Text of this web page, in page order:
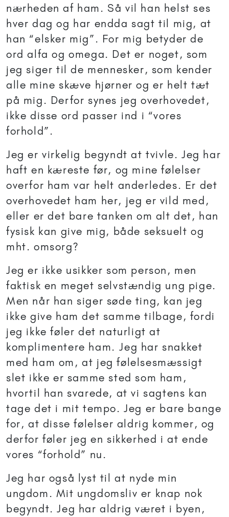
nærheden af ham. Så vil han helst ses
hver dag og har endda sagt til mig, at
han “elsker mig”. For mig betyder de
ord alfa og omega. Det er noget, som
jeg siger til de mennesker, som kender
alle mine skæve hjørner og er helt tæt
på mig. Derfor synes jeg overhovedet,
ikke disse ord passer ind i “vores
forhold”.
Jeg er virkelig begyndt at tvivle. Jeg har
haft en kæreste før, og mine følelser
overfor ham var helt anderledes. Er det
overhovedet ham her, jeg er vild med,
eller er det bare tanken om alt det, han
fysisk kan give mig, både seksuelt og
mht. omsorg?
Jeg er ikke usikker som person, men
faktisk en meget selvstændig ung pige.
Men når han siger søde ting, kan jeg
ikke give ham det samme tilbage, fordi
jeg ikke føler det naturligt at
komplimentere ham. Jeg har snakket
med ham om, at jeg følelsesmæssigt
slet ikke er samme sted som ham,
hvortil han svarede, at vi sagtens kan
tage det i mit tempo. Jeg er bare bange
for, at disse følelser aldrig kommer, og
derfor føler jeg en sikkerhed i at ende
vores “forhold” nu.
Jeg har også lyst til at nyde min
ungdom. Mit ungdomsliv er knap nok
begyndt. Jeg har aldrig været i byen,